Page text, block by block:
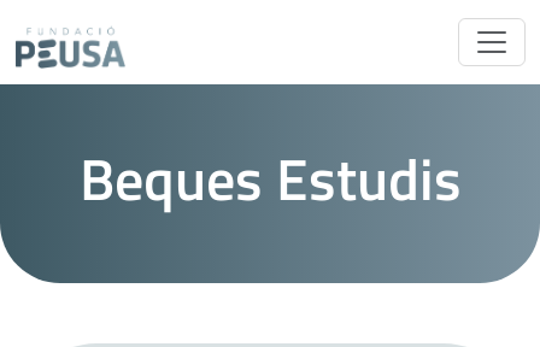
Beques Estudis